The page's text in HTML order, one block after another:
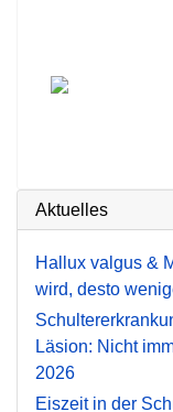
Aktuelles
Hallux valgus &
wird, desto
Läsion: Nicht
2026
Eiszeit in der